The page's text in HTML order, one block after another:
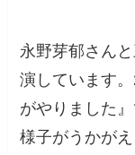
永野芽郁さん
演しています
がやりました
様子がうかが